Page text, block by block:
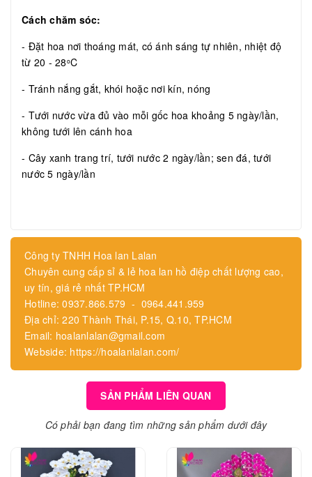
Cách chăm sóc:
- Đặt hoa nơi thoáng mát, có ánh sáng tự nhiên, nhiệt độ
từ 20 - 28oC
- Tránh nắng gắt, khói hoặc nơi kín, nóng
- Tưới nước vừa đủ vào mỗi gốc hoa khoảng 5 ngày/lần,
không tưới lên cánh hoa
- Cây xanh trang trí, tưới nước 2 ngày/lần; sen đá, tưới
nước 5 ngày/lần
Công ty TNHH Hoa lan Lalan
Chuyên cung cấp sỉ & lẻ hoa lan hồ điệp chất lượng cao,
uy tín, giá rẻ nhất TP.HCM
Hotline: 0937.866.579 - 0964.441.959
Địa chỉ: 220 Thành Thái, P.15, Q.10, TP.HCM
Email: hoalanlalan@gmail.com
Webside: https://hoalanlalan.com/
SẢN PHẨM LIÊN QUAN
Có phải bạn đang tìm những sản phẩm dưới đây